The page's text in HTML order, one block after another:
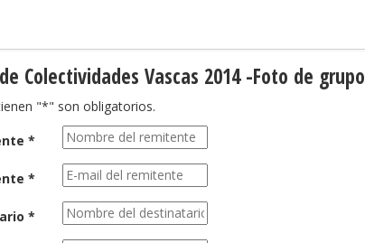
Colectividades Vascas 2014 -Foto de grupo
"*" son obligatorios.
*
*
*